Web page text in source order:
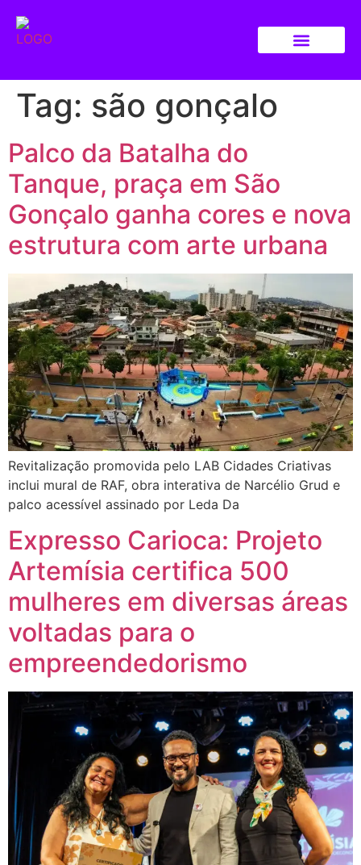
Tag: são gonçalo
Palco da Batalha do
Tanque, praça em São
Gonçalo ganha cores e nova
estrutura com arte urbana
Revitalização promovida pelo LAB Cidades Criativas
inclui mural de RAF, obra interativa de Narcélio Grud e
palco acessível assinado por Leda Da
Expresso Carioca: Projeto
Artemísia certifica 500
mulheres em diversas áreas
voltadas para o
empreendedorismo